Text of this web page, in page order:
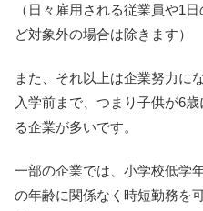
（日々雇用される従業員や1
ど対象外の場合は除きます）
また、それ以上は企業努力に
入学前まで、つまり子供が6
る企業が多いです。
一部の企業では、小学校低学
の年齢に関係なく時短勤務を